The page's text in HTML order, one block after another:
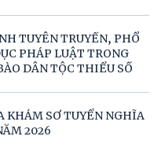
TUYÊN TRUYỀN, PHỔ
PHÁP LUẬT TRONG
DÂN TỘC THIỂU SỐ
KHÁM SƠ TUYỂN NGHĨA
2026